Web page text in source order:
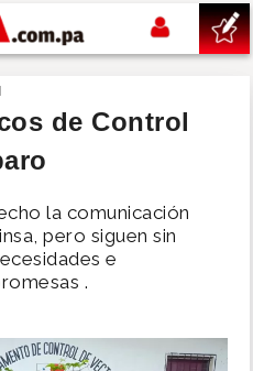
de Control
la comunicación
pero siguen sin
e
.